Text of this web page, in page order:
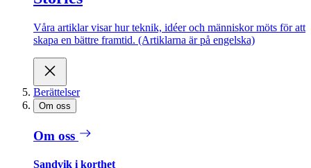
Våra artiklar visar hur teknik, idéer och människor möts för att
skapa en bättre framtid. (Artiklarna är på engelska)
Berättelser
Om oss
Om oss
Sandvik i korthet